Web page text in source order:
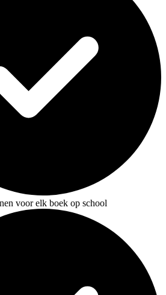
voor elk boek op school